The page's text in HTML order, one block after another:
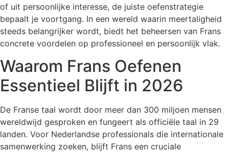
of uit persoonlijke interesse, de juiste oefenstrategie
bepaalt je voortgang. In een wereld waarin meertaligheid
steeds belangrijker wordt, biedt het beheersen van Frans
concrete voordelen op professioneel en persoonlijk vlak.
Waarom Frans Oefenen
Essentieel Blijft in 2026
De Franse taal wordt door meer dan 300 miljoen mensen
wereldwijd gesproken en fungeert als officiële taal in 29
landen. Voor Nederlandse professionals die internationale
samenwerking zoeken, blijft Frans een cruciale